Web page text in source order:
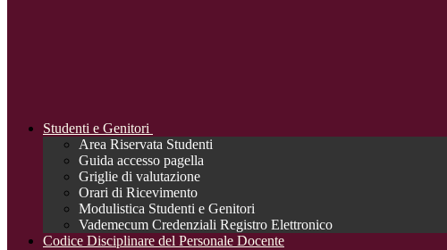
Studenti e Genitori
Area Riservata Studenti
Guida accesso pagella
Griglie di valutazione
Orari di Ricevimento
Modulistica Studenti e Genitori
Vademecum Credenziali Registro Elettronico
Codice Disciplinare del Personale Docente